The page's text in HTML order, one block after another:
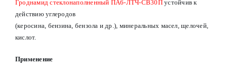
Гроднамид стеклонаполненный ПА6-ЛТЧ-СВ30Пустойчив к
действию углеродов
(керосина, бензина, бензола и др.), минеральных масел, щелочей,
кислот.
Применение